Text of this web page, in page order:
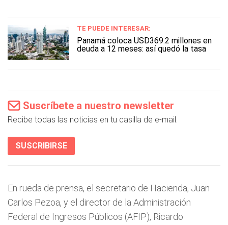
TE PUEDE INTERESAR:
Panamá coloca USD369.2 millones en
deuda a 12 meses: así quedó la tasa
Suscríbete a nuestro newsletter
Recibe todas las noticias en tu casilla de e-mail.
SUSCRIBIRSE
En rueda de prensa, el secretario de Hacienda, Juan
Carlos Pezoa, y el director de la Administración
Federal de Ingresos Públicos (AFIP), Ricardo